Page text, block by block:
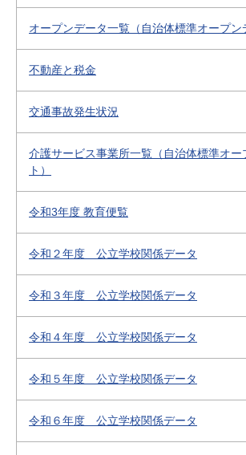
オープンデータ一覧（自治体標準オープン
不動産と税金
交通事故発生状況
介護サービス事業所一覧（自治体標準オー
ト）
令和3年度 教育便覧
令和２年度 公立学校関係データ
令和３年度 公立学校関係データ
令和４年度 公立学校関係データ
令和５年度 公立学校関係データ
令和６年度 公立学校関係データ